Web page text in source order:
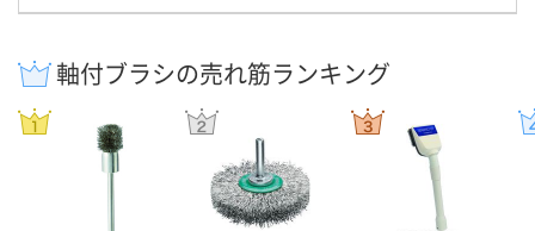
軸付ブラシの売れ筋ランキング